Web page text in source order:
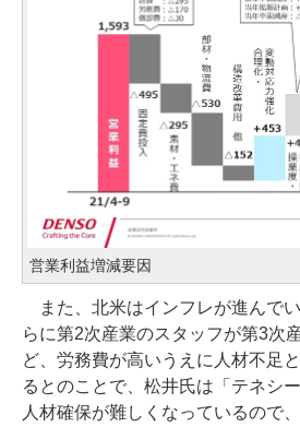
営業利益増減要因
また、北米はインフレが進んで
らに第2次産業のスタッフが第3次
ど、労務費が高いうえに人材不足
るとのことで、松井氏は「テネシ
人材確保が難しくなっているので